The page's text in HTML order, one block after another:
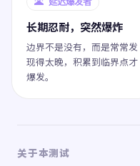
长期忍耐，突然爆炸
边界不是没有，而是常常发
现得太晚，积累到临界点才
爆发。
关于本测试